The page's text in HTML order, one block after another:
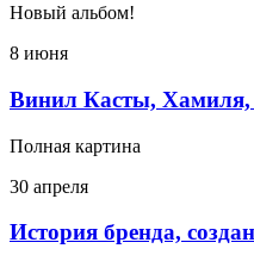
Новый альбом!
8 июня
Винил Касты,
Полная картина
30 апреля
История бренда,